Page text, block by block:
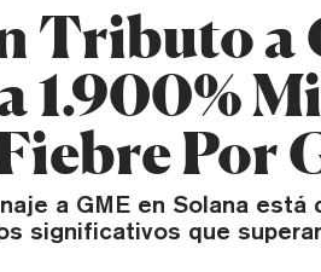
Tributo a
1.900%
Por
a GME en Solana
significativos que